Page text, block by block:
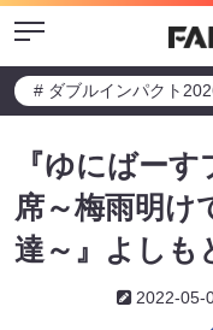
Menu
# ダブルインパクト
『ゆにばー
席～梅雨明け
達～』よしも
2022-05-